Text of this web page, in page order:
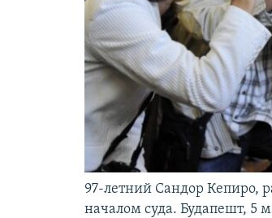
97-летний Сандор Кепиро,
началом суда. Будапешт, 5